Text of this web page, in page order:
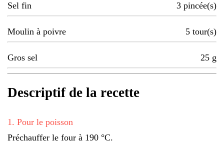
Sel fin 3 pincée(s)
Moulin à poivre 5 tour(s)
Gros sel 25 g
Descriptif de la recette
1 . Pour le poisson
Préchauffer le four à 190 °C.